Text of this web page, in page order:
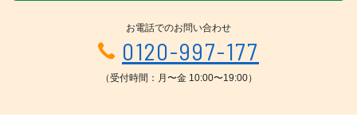
お電話でのお問い合わせ
0120-997-177
（受付時間：月〜金 10:00〜19:00）